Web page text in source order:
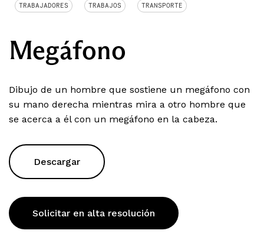
TRABAJADORES TRABAJOS TRANSPORTE
Megáfono
Dibujo de un hombre que sostiene un megáfono con
su mano derecha mientras mira a otro hombre que
se acerca a él con un megáfono en la cabeza.
Descargar
Solicitar en alta resolución